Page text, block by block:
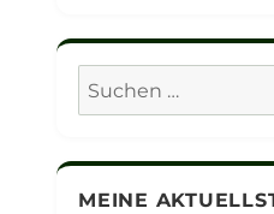
Suchen
nach:
MEINE